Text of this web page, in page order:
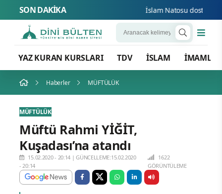
SON DAKİKA İslam Natosu dosta
YAZ KURAN KURSLARI TDV İSLAM İMAMLAR
Haberler MÜFTÜLÜK
MÜFTÜLÜK
Müftü Rahmi YİĞİT,
Kuşadası’na atandı
15.02.2020 - 20:14 |GÜNCELLEME:15.02.2020
- 20:14
1622
GÖRÜNTÜLEME